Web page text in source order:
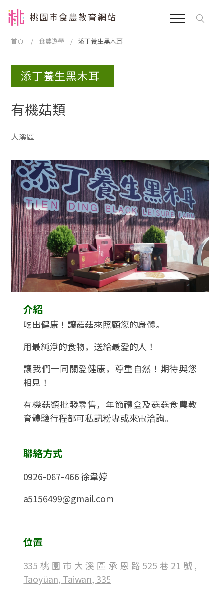
首頁 食農遊學 添丁養生黑木耳
添丁養生黑木耳
有機菇類
大溪區
介紹
吃出健康！讓菇菇來照顧您的身體。
用最純淨的食物，送給最愛的人！
讓我們一同關愛健康，尊重自然！期待與您
相見！
有機菇類批發零售，年節禮盒及菇菇食農教
育體驗行程都可私訊粉專或來電洽詢。
聯絡方式
0926-087-466 徐韋婷
a5156499@gmail.com
位置
335桃園市大溪區承恩路525巷21號,
Taoyüan, Taiwan, 335